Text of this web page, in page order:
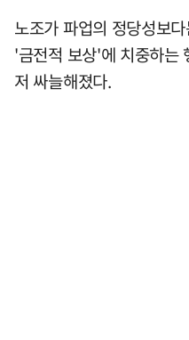
노조가 파업의 정당성보
'금전적 보상'에 치중하는
저 싸늘해졌다.